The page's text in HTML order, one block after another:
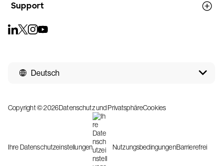
Support
Deutsch
Copyright © 2026Datenschutz und PrivatsphäreCookies
Ihre Datenschutzeinstellungen NutzungsbedingungenBarrierefrei